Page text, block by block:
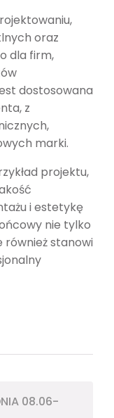
oraz
dla firm,
dostosowana
z
marki.
projektu,
i estetykę
nie tylko
również stanowi
08.06-